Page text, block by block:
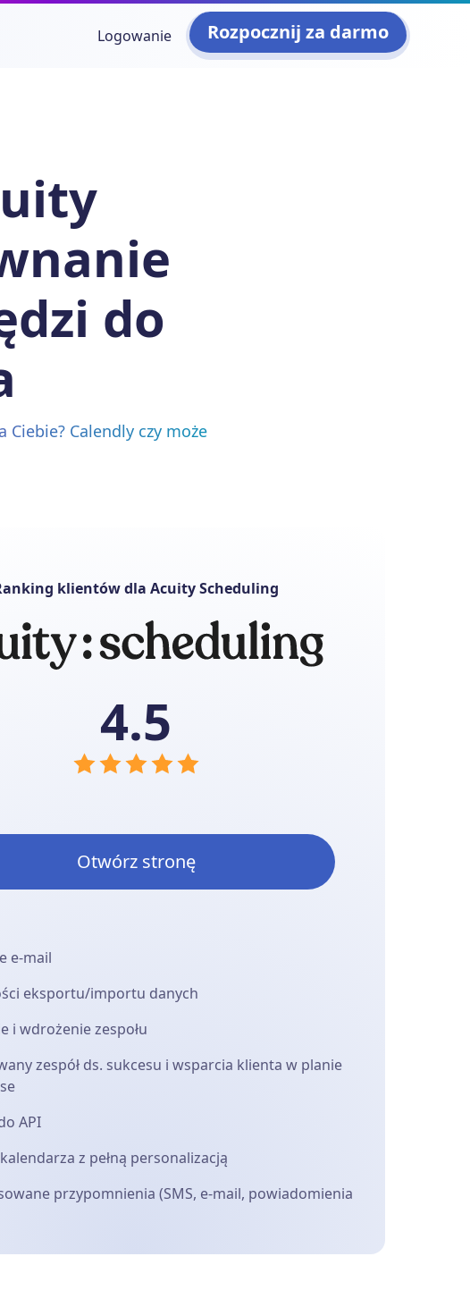
Logowanie Rozpocznij za darmo
do
Calendly czy może
klientów dla Acuity Scheduling
4.5
Otwórz stronę
e-mail
eksportu/importu danych
i wdrożenie zespołu
zespół ds. sukcesu i wsparcia klienta w planie
API
z pełną personalizacją
przypomnienia (SMS, e-mail, powiadomienia